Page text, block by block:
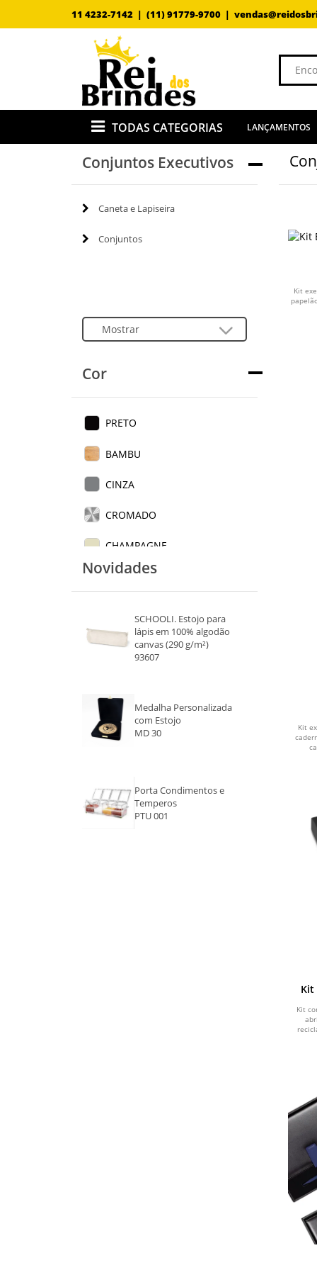
11 4232-7142 | (11) 91779-9700 |
TODAS CATEGORIAS LANÇAMENTOS
Conjuntos Executivos
Caneta e Lapiseira
Conjuntos
Cor
PRETO
BAMBU
CINZA
CROMADO
CHAMPAGNE
AZUL
AZUL ESCURO
CAFE
PRATA
LARANJA
MARROM
Novidades
SCHOOLI. Estojo para
lápis em 100% algodão
canvas (290 g/m²)
93607
Medalha Personalizada
com Estojo
MD 30
Porta Condimentos e
Temperos
PTU 001
Kit
Kit
Kit
Kit